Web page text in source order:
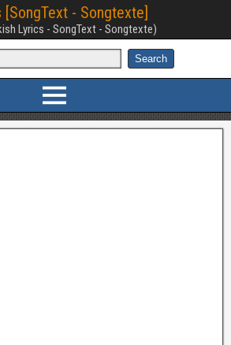
[SongText - Songtexte]
Lyrics - SongText - Songtexte)